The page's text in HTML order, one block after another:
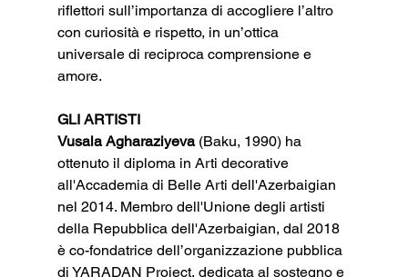
riflettori sull’importanza di accogliere l’altro
con curiosità e rispetto, in un’ottica
universale di reciproca comprensione e
amore.
GLI ARTISTI
Vusala Agharaziyeva (Baku, 1990) ha
ottenuto il diploma in Arti decorative
all'Accademia di Belle Arti dell'Azerbaigian
nel 2014. Membro dell'Unione degli artisti
della Repubblica dell'Azerbaigian, dal 2018
è co-fondatrice dell’organizzazione pubblica
di YARADAN Project, dedicata al sostegno e